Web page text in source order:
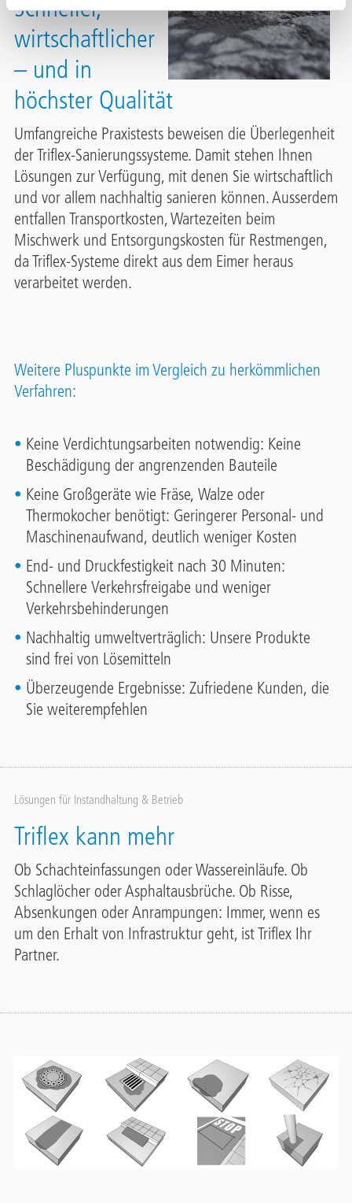
Schneller,
wirtschaftlicher
– und in
höchster Qualität
Umfangreiche Praxistests beweisen die Überlegenheit
der Triflex-Sanierungssysteme. Damit stehen Ihnen
Lösungen zur Verfügung, mit denen Sie wirtschaftlich
und vor allem nachhaltig sanieren können. Ausserdem
entfallen Transportkosten, Wartezeiten beim
Mischwerk und Entsorgungskosten für Restmengen,
da Triflex-Systeme direkt aus dem Eimer heraus
verarbeitet werden.
Weitere Pluspunkte im Vergleich zu herkömmlichen
Verfahren:
Keine Verdichtungsarbeiten notwendig: Keine
Beschädigung der angrenzenden Bauteile
Keine Großgeräte wie Fräse, Walze oder
Thermokocher benötigt: Geringerer Personal- und
Maschinenaufwand, deutlich weniger Kosten
End- und Druckfestigkeit nach 30 Minuten:
Schnellere Verkehrsfreigabe und weniger
Verkehrsbehinderungen
Nachhaltig umweltverträglich: Unsere Produkte
sind frei von Lösemitteln
Überzeugende Ergebnisse: Zufriedene Kunden, die
Sie weiterempfehlen
Lösungen für Instandhaltung & Betrieb
Triflex kann mehr
Ob Schachteinfassungen oder Wassereinläufe. Ob
Schlaglöcher oder Asphaltausbrüche. Ob Risse,
Absenkungen oder Anrampungen: Immer, wenn es
um den Erhalt von Infrastruktur geht, ist Triflex Ihr
Partner.